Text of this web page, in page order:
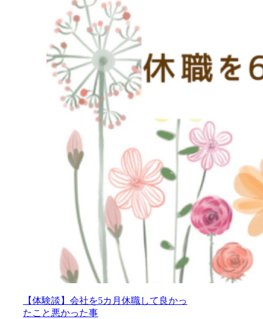
【体験談】会社を5カ月休職して良かっ
たこと悪かった事